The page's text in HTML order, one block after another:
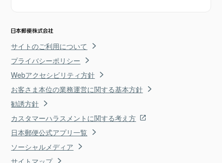
サイトのご利用について
プライバシーポリシー
Webアクセシビリティ方針
お客さま本位の業務運営に関する基本方針
勧誘方針
カスタマーハラスメントに関する考え方
日本郵便公式アプリ一覧
ソーシャルメディア
サイトマップ